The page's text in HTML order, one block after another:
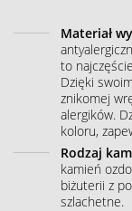
Materiał
to
Dzięki
znikomej
alergików.
koloru,
Rodzaj
kamień
biżuterii z
szlachetne.